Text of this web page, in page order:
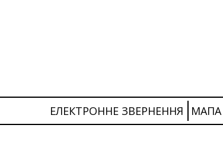
ЕЛЕКТРОННЕ ЗВЕРНЕННЯ